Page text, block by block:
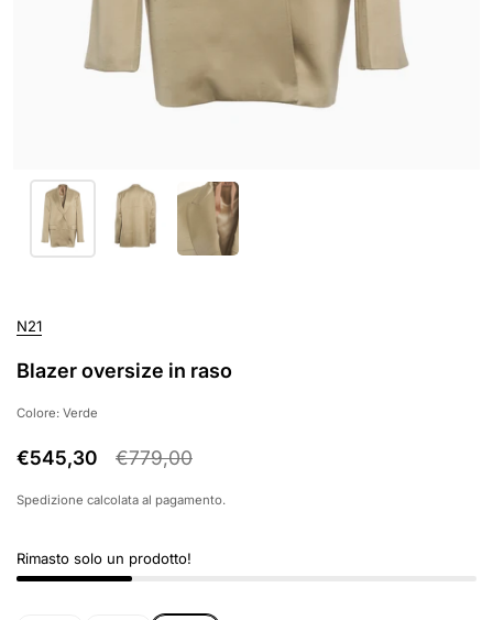
N21
Blazer oversize in raso
Colore: Verde
€545,30 €779,00
Spedizione calcolata al pagamento.
Rimasto solo un prodotto!